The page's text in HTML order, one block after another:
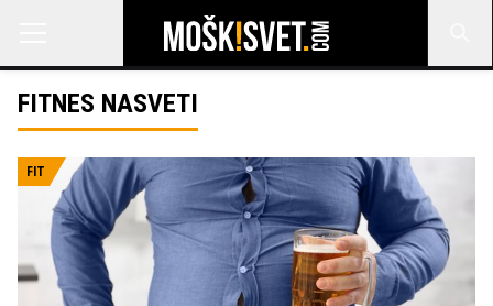
FITNES NASVETI
FIT